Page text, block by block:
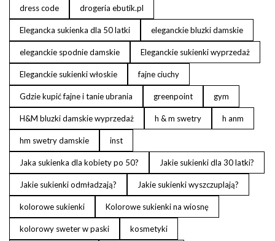
dress code drogeria ebutik.pl
Elegancka sukienka dla 50 latki eleganckie bluzki damskie
eleganckie spodnie damskie Eleganckie sukienki wyprzedaż
Eleganckie sukienki włoskie fajne ciuchy
Gdzie kupić fajne i tanie ubrania greenpoint gym
H&M bluzki damskie wyprzedaż h & m swetry h anm
hm swetry damskie inst
Jaka sukienka dla kobiety po 50? Jakie sukienki dla 30 latki?
Jakie sukienki odmładzają? Jakie sukienki wyszczuplają?
kolorowe sukienki Kolorowe sukienki na wiosnę
kolorowy sweter w paski kosmetyki